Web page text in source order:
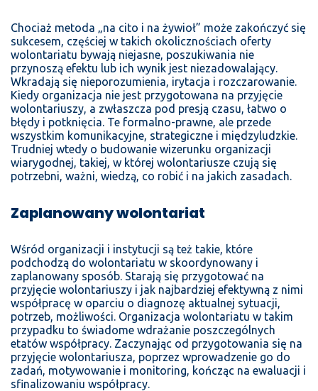
Chociaż metoda „na cito i na żywioł” może zakończyć się
sukcesem, częściej w takich okolicznościach oferty
wolontariatu bywają niejasne, poszukiwania nie
przynoszą efektu lub ich wynik jest niezadowalający.
Wkradają się nieporozumienia, irytacja i rozczarowanie.
Kiedy organizacja nie jest przygotowana na przyjęcie
wolontariuszy, a zwłaszcza pod presją czasu, łatwo o
błędy i potknięcia. Te formalno-prawne, ale przede
wszystkim komunikacyjne, strategiczne i międzyludzkie.
Trudniej wtedy o budowanie wizerunku organizacji
wiarygodnej, takiej, w której wolontariusze czują się
potrzebni, ważni, wiedzą, co robić i na jakich zasadach.
Zaplanowany wolontariat
Wśród organizacji i instytucji są też takie, które
podchodzą do wolontariatu w skoordynowany i
zaplanowany sposób. Starają się przygotować na
przyjęcie wolontariuszy i jak najbardziej efektywną z nimi
współpracę w oparciu o diagnozę aktualnej sytuacji,
potrzeb, możliwości. Organizacja wolontariatu w takim
przypadku to świadome wdrażanie poszczególnych
etatów współpracy. Zaczynając od przygotowania się na
przyjęcie wolontariusza, poprzez wprowadzenie go do
zadań, motywowanie i monitoring, kończąc na ewaluacji i
sfinalizowaniu współpracy.